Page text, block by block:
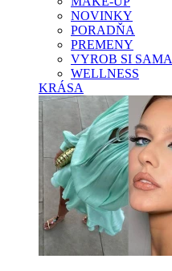
NOVINKY
PORADŇA
PREMENY
VYROB SI SAMA
WELLNESS
KRÁSA